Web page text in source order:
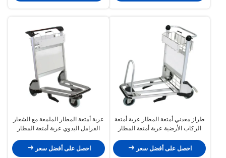
طراز معدني أمتعة المطار عربة أمتعة
الركاب الأرضية عربة أمتعة المطار
احصل على أفضل سعر
عربة أمتعة المطار الملمعة مع الشعار
الفرامل اليدوي عربة أمتعة المطار
احصل على أفضل سعر